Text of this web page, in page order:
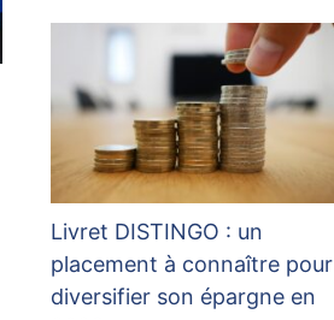
Livret DISTINGO : un
placement à connaître pour
diversifier son épargne en